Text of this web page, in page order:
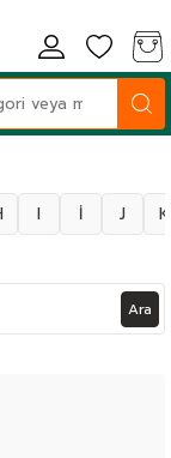
I İ J K
Ara